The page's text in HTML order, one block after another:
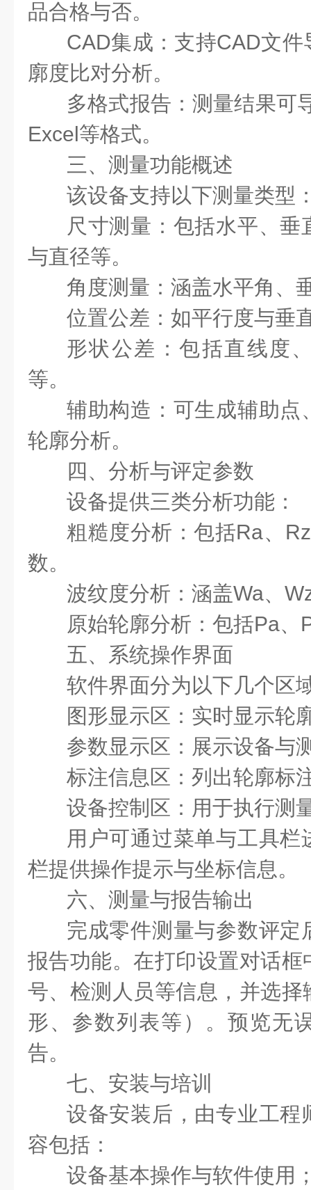
品合格与否。
CAD集成：支持CAD文
廓度比对分析。
多格式报告：测量结果可
Excel等格式。
三、测量功能概述
该设备支持以下测量类型
尺寸测量：包括水平、垂
与直径等。
角度测量：涵盖水平角、
位置公差：如平行度与垂
形状公差：包括直线度
等。
辅助构造：可生成辅助点
轮廓分析。
四、分析与评定参数
设备提供三类分析功能：
粗糙度分析：包括Ra、
数。
波纹度分析：涵盖Wa、
原始轮廓分析：包括Pa、
五、系统操作界面
软件界面分为以下几个区
图形显示区：实时显示轮
参数显示区：展示设备与
标注信息区：列出轮廓标
设备控制区：用于执行测
用户可通过菜单与工具栏
栏提供操作提示与坐标信息。
六、测量与报告输出
完成零件测量与参数评定
报告功能。在打印设置对话
号、检测人员等信息，并选
形、参数列表等）。预览无
告。
七、安装与培训
设备安装后，由专业工程
容包括：
设备基本操作与软件使用